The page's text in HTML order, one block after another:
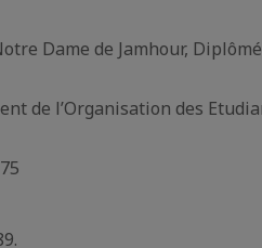
Dame de Jamhour,
de l’Organisation des